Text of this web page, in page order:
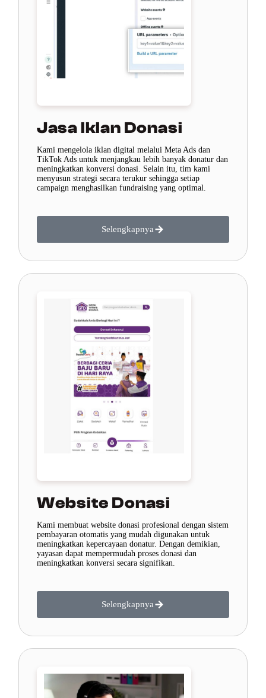
Jasa Iklan Donasi
Kami mengelola iklan digital melalui Meta Ads dan
TikTok Ads untuk menjangkau lebih banyak donatur dan
meningkatkan konversi donasi. Selain itu, tim kami
menyusun strategi secara terukur sehingga setiap
campaign menghasilkan fundraising yang optimal.
Selengkapnya
Website Donasi
Kami membuat website donasi profesional dengan sistem
pembayaran otomatis yang mudah digunakan untuk
meningkatkan kepercayaan donatur. Dengan demikian,
yayasan dapat mempermudah proses donasi dan
meningkatkan konversi secara signifikan.
Selengkapnya